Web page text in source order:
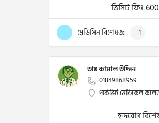
ভিসিট ফিঃ
মেডিসিন বিশেষজ্ঞ +1
ডাঃ কামাল উদ্দিন
01849868959
পার্কভিট মেডিকেল
হৃদরোগ